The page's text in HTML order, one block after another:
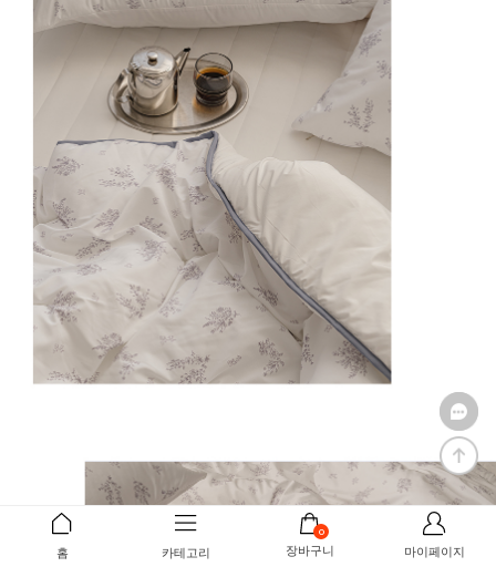
홈 카테고리
0
장바구니 마이페이지